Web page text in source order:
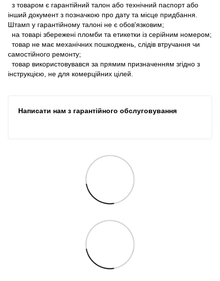
з товаром є гарантійний талон або технічний паспорт або
інший документ з позначкою про дату та місце придбання.
Штамп у гарантійному талоні не є обов'язковим;
на товарі збережені пломби та етикетки із серійним номером;
товар не має механічних пошкоджень, слідів втручання чи
самостійного ремонту;
товар використовувався за прямим призначенням згідно з
інструкцією, не для комерційних цілей.
Написати нам з гарантійного обслуговування